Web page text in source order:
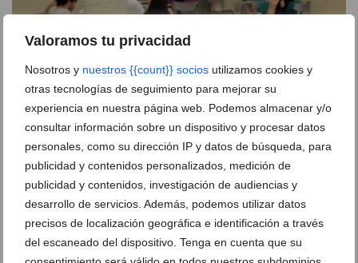
Valoramos tu privacidad
Nosotros y nuestros {{count}} socios utilizamos cookies y
otras tecnologías de seguimiento para mejorar su
experiencia en nuestra página web. Podemos almacenar y/o
consultar información sobre un dispositivo y procesar datos
personales, como su dirección IP y datos de búsqueda, para
publicidad y contenidos personalizados, medición de
publicidad y contenidos, investigación de audiencias y
desarrollo de servicios. Además, podemos utilizar datos
precisos de localización geográfica e identificación a través
del escaneado del dispositivo. Tenga en cuenta que su
La donación de sangre festera en Dénia logra 51
unidades
03 de agosto de 2026